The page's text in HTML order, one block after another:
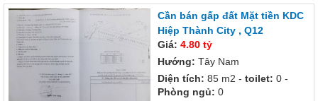
Cần bán gấp đất Mặt tiền KDC
Hiệp Thành City , Q12
Giá: 4.80 tỷ
Hướng: Tây Nam
Diện tích: 85 m2 - toilet: 0 -
Phòng ngủ: 0